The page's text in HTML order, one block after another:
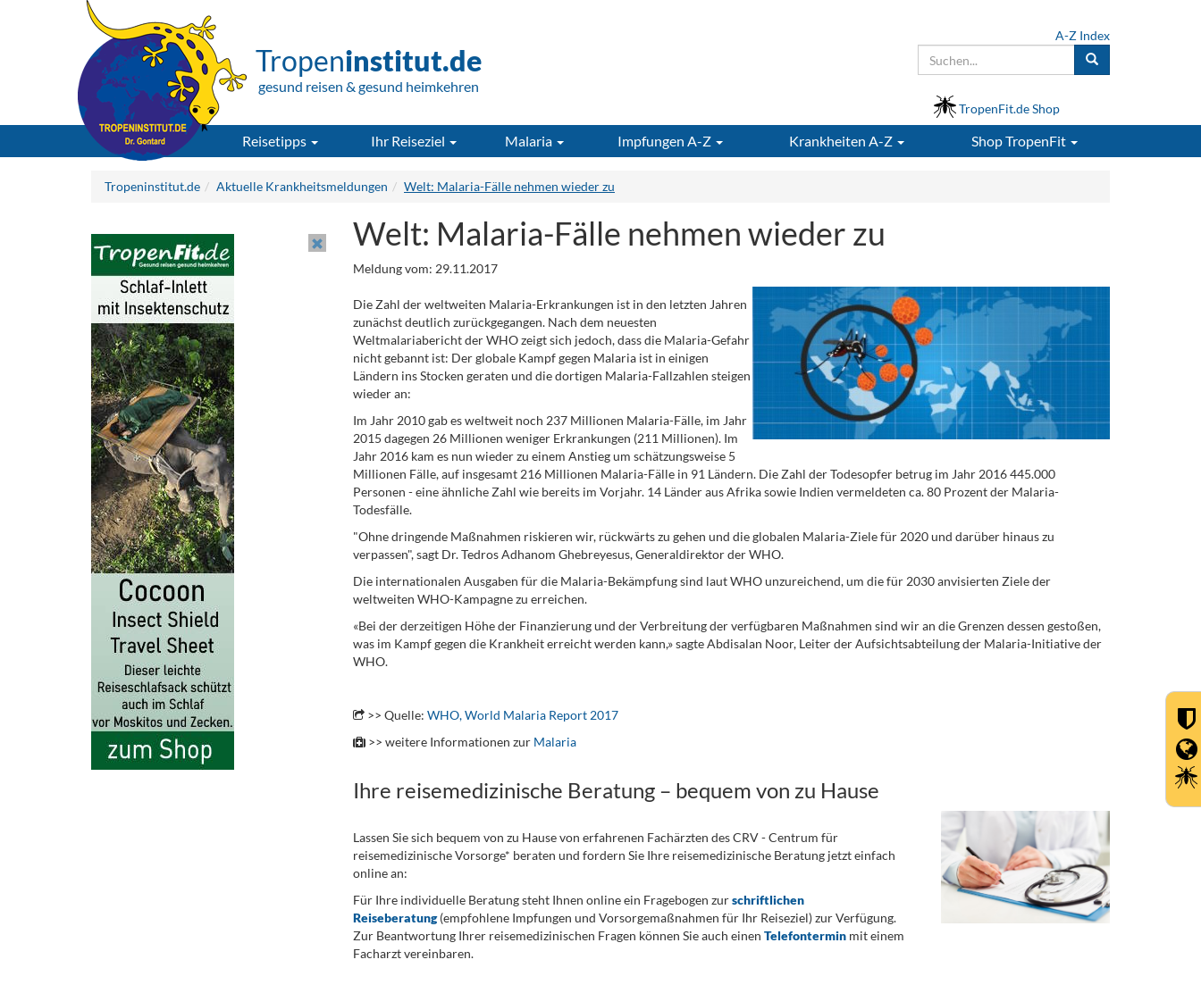
Tropeninstitut.de
gesund reisen & gesund heimkehren
A-Z Index
TropenFit.de Shop
Reisetipps Ihr Reiseziel Malaria Impfungen A-Z Krankheiten A-Z ShopTropenFit
Tropeninstitut.de Aktuelle Krankheitsmeldungen Welt: Malaria-Fälle nehmen wieder zu
Welt: Malaria-Fälle nehmen wieder zu
Meldung vom: 29.11.2017
Die Zahl der weltweiten Malaria-Erkrankungen ist in den letzten Jahren
zunächst deutlich zurückgegangen. Nach dem neuesten
Weltmalariabericht der WHO zeigt sich jedoch, dass die Malaria-Gefahr
nicht gebannt ist: Der globale Kampf gegen Malaria ist in einigen
Ländern ins Stocken geraten und die dortigen Malaria-Fallzahlen steigen
wieder an:
Im Jahr 2010 gab es weltweit noch 237 Millionen Malaria-Fälle, im Jahr
2015 dagegen 26 Millionen weniger Erkrankungen (211 Millionen). Im
Jahr 2016 kam es nun wieder zu einem Anstieg um schätzungsweise 5
Millionen Fälle, auf insgesamt 216 Millionen Malaria-Fälle in 91 Ländern. Die Zahl der Todesopfer betrug im Jahr 2016 445.000
Personen - eine ähnliche Zahl wie bereits im Vorjahr. 14 Länder aus Afrika sowie Indien vermeldeten ca. 80 Prozent der Malaria-
Todesfälle.
"Ohne dringende Maßnahmen riskieren wir, rückwärts zu gehen und die globalen Malaria-Ziele für 2020 und darüber hinaus zu
verpassen", sagt Dr. Tedros Adhanom Ghebreyesus, Generaldirektor der WHO.
Die internationalen Ausgaben für die Malaria-Bekämpfung sind laut WHO unzureichend, um die für 2030 anvisierten Ziele der
weltweiten WHO-Kampagne zu erreichen.
«Bei der derzeitigen Höhe der Finanzierung und der Verbreitung der verfügbaren Maßnahmen sind wir an die Grenzen dessen gestoßen,
was im Kampf gegen die Krankheit erreicht werden kann,» sagte Abdisalan Noor, Leiter der Aufsichtsabteilung der Malaria-Initiative der
WHO.
>> Quelle: WHO, World Malaria Report 2017
>> weitere Informationen zur Malaria
Ihre reisemedizinische Beratung – bequem von zu Hause
Lassen Sie sich bequem von zu Hause von erfahrenen Fachärzten des CRV - Centrum für
reisemedizinische Vorsorge* beraten und fordern Sie Ihre reisemedizinische Beratung jetzt einfach
online an:
Für Ihre individuelle Beratung steht Ihnen online ein Fragebogen zurschriftlichen
Reiseberatung(empfohlene Impfungen und Vorsorgemaßnahmen für Ihr Reiseziel) zur Verfügung.
Zur Beantwortung Ihrer reisemedizinischen Fragen können Sie auch einen Telefonterminmit einem
Facharzt vereinbaren.